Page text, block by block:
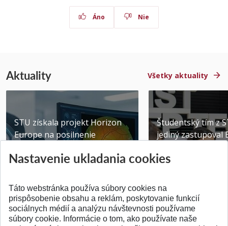
Áno Nie
Aktuality Všetky aktuality
STU získala projekt Horizon
Europe na posilnenie
Publikované 31.07.2026
Študentský tím z
jediný zastupoval
Publikované
Nastavenie ukladania cookies
Táto webstránka používa súbory cookies na
prispôsobenie obsahu a reklám, poskytovanie funkcií
sociálnych médií a analýzu návštevnosti používame
súbory cookie. Informácie o tom, ako používate naše